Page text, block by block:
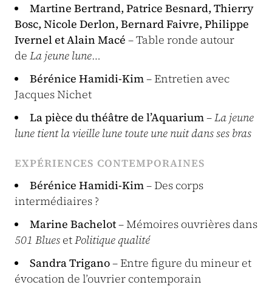
Martine Bertrand, Patrice Besnard, Thierry
Bosc, Nicole Derlon, Bernard Faivre, Philippe
Ivernel et Alain Macé – Table ronde autour
de La jeune lune…
Bérénice Hamidi-Kim– Entretien avec
Jacques Nichet
La pièce du théâtre de l’Aquarium–La jeune
lune tient la vieille lune toute une nuit dans ses bras
EXPÉRIENCES CONTEMPORAINES
Bérénice Hamidi-Kim– Des corps
intermédiaires ?
Marine Bachelot– Mémoires ouvrières dans
501 Blues etPolitique qualité
Sandra Trigano– Entre figure du mineur et
évocation de l’ouvrier contemporain